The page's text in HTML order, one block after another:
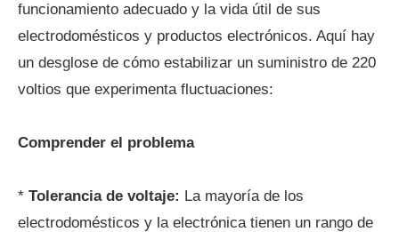
funcionamiento adecuado y la vida útil de sus
electrodomésticos y productos electrónicos. Aquí hay
un desglose de cómo estabilizar un suministro de 220
voltios que experimenta fluctuaciones:
Comprender el problema
* Tolerancia de voltaje: La mayoría de los
electrodomésticos y la electrónica tienen un rango de